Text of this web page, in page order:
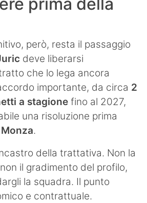
però, resta il passaggio
deve liberarsi
che lo lega ancora
importante, da circa 2
a stagione fino al 2027,
una risoluzione prima
Monza.
della trattativa. Non la
il gradimento del profilo,
la squadra. Il punto
e contrattuale.